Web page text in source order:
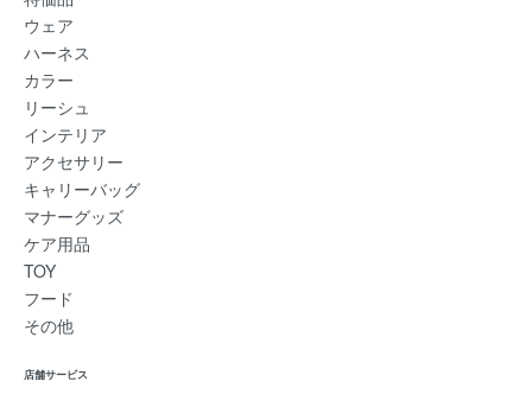
ウェア
ハーネス
カラー
リーシュ
インテリア
アクセサリー
キャリーバッグ
マナーグッズ
ケア用品
TOY
フード
その他
店舗サービス